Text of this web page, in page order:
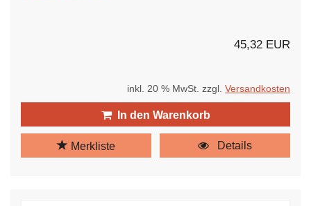
45,32 EUR
inkl. 20 % MwSt. zzgl. Versandkosten
In den Warenkorb
Merkliste Details